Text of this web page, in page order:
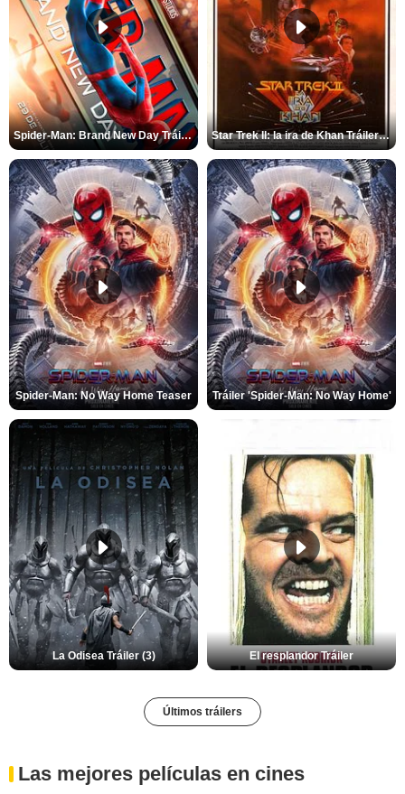
Spider-Man: Brand New Day Tráiler (3) Star Trek II: la ira de Khan Tráiler VO
Spider-Man: No Way Home Teaser Tráiler 'Spider-Man: No Way Home'
La Odisea Tráiler (3) El resplandor Tráiler
Últimos tráilers
Las mejores películas en cines